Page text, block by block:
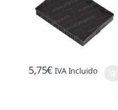
5,75€ IVA Incluido